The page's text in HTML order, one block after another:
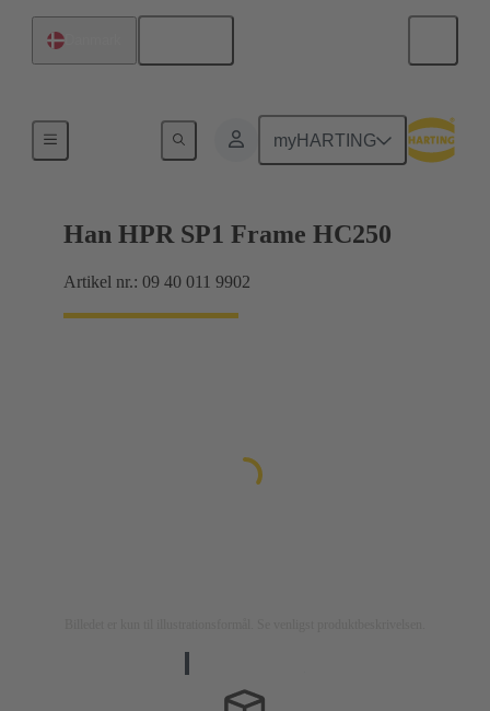
myHARTING
Han® HPR Single Pole
Han HPR SP1 Frame HC250
Artikel nr.: 09 40 011 9902